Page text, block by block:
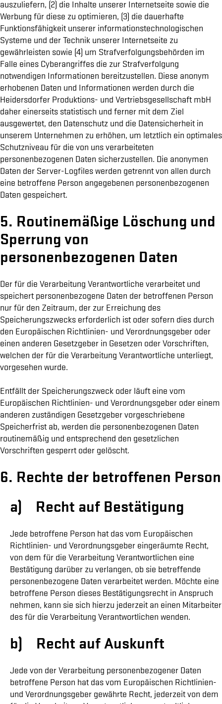
auszuliefern, (2) die Inhalte unserer Internetseite sowie die
Werbung für diese zu optimieren, (3) die dauerhafte
Funktionsfähigkeit unserer informationstechnologischen
Systeme und der Technik unserer Internetseite zu
gewährleisten sowie (4) um Strafverfolgungsbehörden im
Falle eines Cyberangriffes die zur Strafverfolgung
notwendigen Informationen bereitzustellen. Diese anonym
erhobenen Daten und Informationen werden durch die
Heidersdorfer Produktions- und Vertriebsgesellschaft mbH
daher einerseits statistisch und ferner mit dem Ziel
ausgewertet, den Datenschutz und die Datensicherheit in
unserem Unternehmen zu erhöhen, um letztlich ein optimales
Schutzniveau für die von uns verarbeiteten
personenbezogenen Daten sicherzustellen. Die anonymen
Daten der Server-Logfiles werden getrennt von allen durch
eine betroffene Person angegebenen personenbezogenen
Daten gespeichert.
5. Routinemäßige Löschung und
Sperrung von
personenbezogenen Daten
Der für die Verarbeitung Verantwortliche verarbeitet und
speichert personenbezogene Daten der betroffenen Person
nur für den Zeitraum, der zur Erreichung des
Speicherungszwecks erforderlich ist oder sofern dies durch
den Europäischen Richtlinien- und Verordnungsgeber oder
einen anderen Gesetzgeber in Gesetzen oder Vorschriften,
welchen der für die Verarbeitung Verantwortliche unterliegt,
vorgesehen wurde.
Entfällt der Speicherungszweck oder läuft eine vom
Europäischen Richtlinien- und Verordnungsgeber oder einem
anderen zuständigen Gesetzgeber vorgeschriebene
Speicherfrist ab, werden die personenbezogenen Daten
routinemäßig und entsprechend den gesetzlichen
Vorschriften gesperrt oder gelöscht.
6. Rechte der betroffenen Person
a) Recht auf Bestätigung
Jede betroffene Person hat das vom Europäischen
Richtlinien- und Verordnungsgeber eingeräumte Recht,
von dem für die Verarbeitung Verantwortlichen eine
Bestätigung darüber zu verlangen, ob sie betreffende
personenbezogene Daten verarbeitet werden. Möchte eine
betroffene Person dieses Bestätigungsrecht in Anspruch
nehmen, kann sie sich hierzu jederzeit an einen Mitarbeiter
des für die Verarbeitung Verantwortlichen wenden.
b) Recht auf Auskunft
Jede von der Verarbeitung personenbezogener Daten
betroffene Person hat das vom Europäischen Richtlinien-
und Verordnungsgeber gewährte Recht, jederzeit von dem